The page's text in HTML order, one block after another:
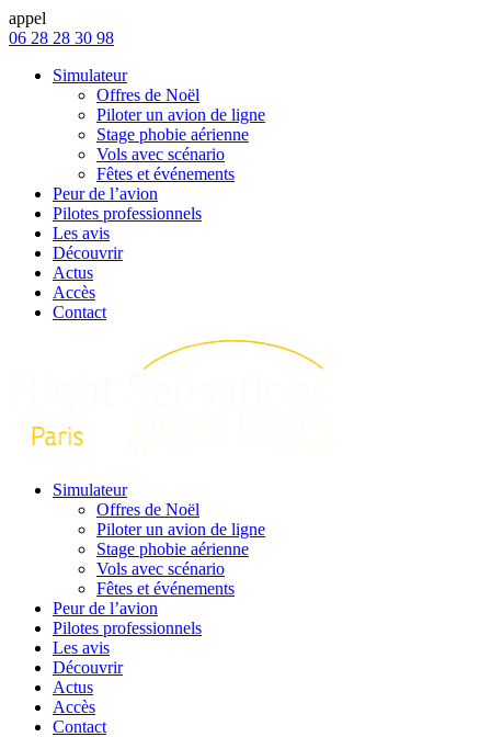
appel
06 28 28 30 98
Simulateur
Offres de Noël
Piloter un avion de ligne
Stage phobie aérienne
Vols avec scénario
Fêtes et événements
Peur de l’avion
Pilotes professionnels
Les avis
Découvrir
Actus
Accès
Contact
Simulateur
Offres de Noël
Piloter un avion de ligne
Stage phobie aérienne
Vols avec scénario
Fêtes et événements
Peur de l’avion
Pilotes professionnels
Les avis
Découvrir
Actus
Accès
Contact